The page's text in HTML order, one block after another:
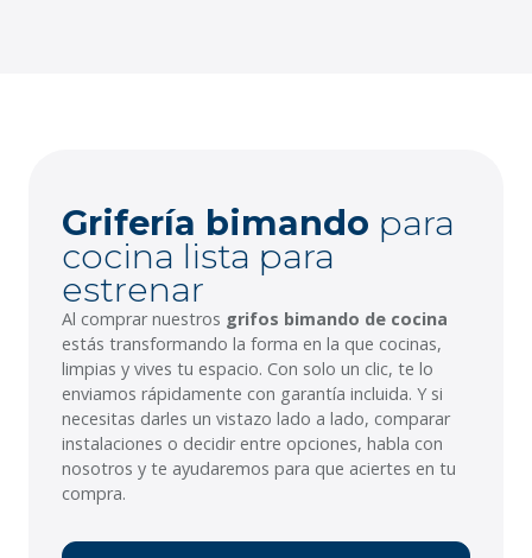
Grifería bimando para
cocina lista para
estrenar
Al comprar nuestros grifos bimando de cocina
estás transformando la forma en la que cocinas,
limpias y vives tu espacio. Con solo un clic, te lo
enviamos rápidamente con garantía incluida. Y si
necesitas darles un vistazo lado a lado, comparar
instalaciones o decidir entre opciones, habla con
nosotros y te ayudaremos para que aciertes en tu
compra.